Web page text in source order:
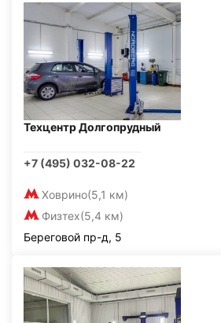
Техцентр Долгопрудный
+7 (495) 032-08-22
Ховрино(5,1 км)
Физтех(5,4 км)
Береговой пр-д, 5